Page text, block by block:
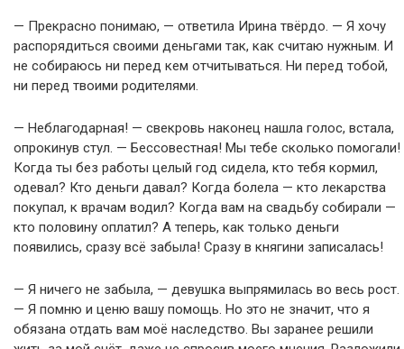
— Прекрасно понимаю, — ответила Ирина твёрдо. — Я хочу
распорядиться своими деньгами так, как считаю нужным. И
не собираюсь ни перед кем отчитываться. Ни перед тобой,
ни перед твоими родителями.
— Неблагодарная! — свекровь наконец нашла голос, встала,
опрокинув стул. — Бессовестная! Мы тебе сколько помогали!
Когда ты без работы целый год сидела, кто тебя кормил,
одевал? Кто деньги давал? Когда болела — кто лекарства
покупал, к врачам водил? Когда вам на свадьбу собирали —
кто половину оплатил? А теперь, как только деньги
появились, сразу всё забыла! Сразу в княгини записалась!
— Я ничего не забыла, — девушка выпрямилась во весь рост.
— Я помню и ценю вашу помощь. Но это не значит, что я
обязана отдать вам моё наследство. Вы заранее решили